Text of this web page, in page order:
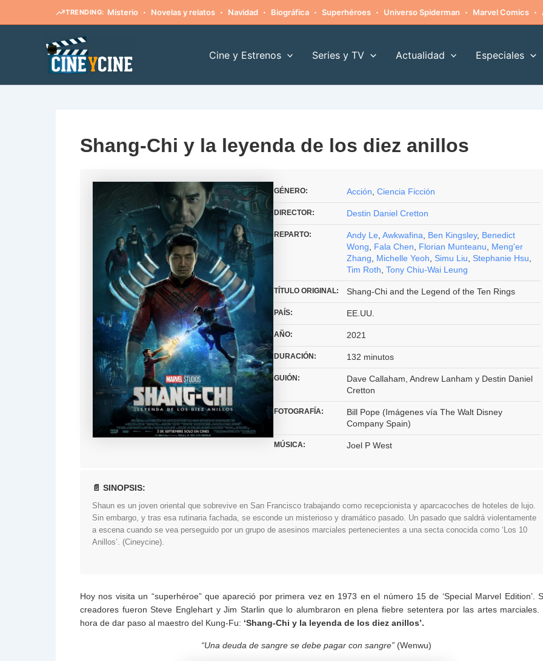
TRENDING: Misterio · Novelas y relatos · Navidad · Biográfica · Superhéroes · Universo Spiderman · Marvel Comics ·
Cine y Estrenos Series y TV Actualidad Especiales
Shang-Chi y la leyenda de los diez anillos
GÉNERO: Acción Ciencia Ficción
DIRECTOR: Destin Daniel Cretton
REPARTO: Andy Le Awkwafina Ben Kingsley, Benedict
Wong
Fala Chen Florian Munteanu
Meng'er
Zhang
Michelle Yeoh Simu Liu Stephanie Hsu
Tim Roth Tony Chiu-Wai Leung
TÍTULO ORIGINAL: Shang-Chi and the Legend of the Ten Rings
PAÍS: EE.UU.
AÑO: 2021
DURACIÓN: 132 minutos
GUIÓN:
Dave Callaham, Andrew Lanham y Destin Daniel
Cretton
FOTOGRAFÍA:
Bill Pope (Imágenes vía The Walt Disney
Company Spain)
MÚSICA: Joel P West
📄 SINOPSIS:
Shaun es un joven oriental que sobrevive en San Francisco trabajando como recepcionista y aparcacoches de hoteles de lujo.
Sin embargo, y tras esa rutinaria fachada, se esconde un misterioso y dramático pasado. Un pasado que saldrá violentamente
a escena cuando se vea perseguido por un grupo de asesinos marciales pertenecientes a una secta conocida como ‘Los 10
Anillos’. (Cineycine).
Hoy nos visita un “superhéroe” que apareció por primera vez en 1973 en el número 15 de ‘Special Marvel Edition’.
creadores fueron Steve Englehart y Jim Starlin que lo alumbraron en plena fiebre setentera por las artes marciales.
hora de dar paso al maestro del Kung-Fu: ‘Shang-Chi y la leyenda de los diez anillos’.
“Una deuda de sangre se debe pagar con sangre” (Wenwu)